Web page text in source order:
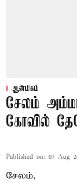
ஆன்மிகம்
சேலம்
கோவில்
Published on: 07 Aug
சேலம்,